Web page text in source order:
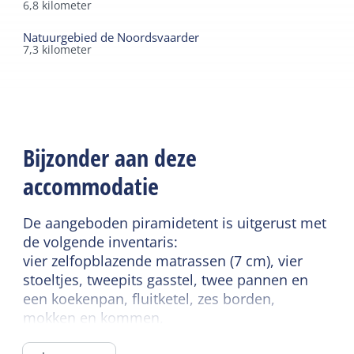
6,8 kilometer
Natuurgebied de Noordsvaarder
7,3 kilometer
Bijzonder aan deze
accommodatie
De aangeboden piramidetent is uitgerust met
de volgende inventaris:
vier zelfopblazende matrassen (7 cm), vier
stoeltjes, tweepits gasstel, twee pannen en
een koekenpan, fluitketel, zes borden,
mokken en kommen,